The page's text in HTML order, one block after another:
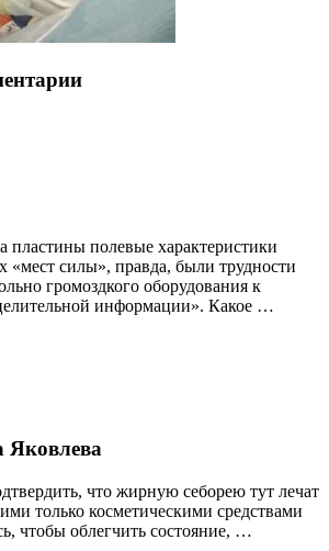
пластины полевые характеристики
«мест силы», правда, были трудности
громоздкого оборудования к
информации». Какое …
Яковлева
что жирную себорею тут лечат
только косметическими средствами
чтобы облегчить состояние, …